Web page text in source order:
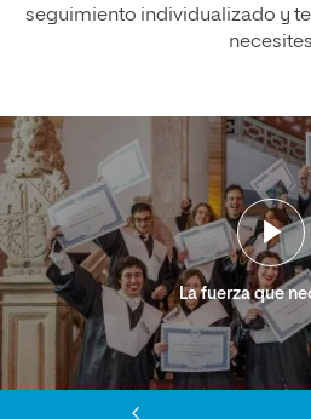
seguimiento individualizado y
necesites
La fuerza que